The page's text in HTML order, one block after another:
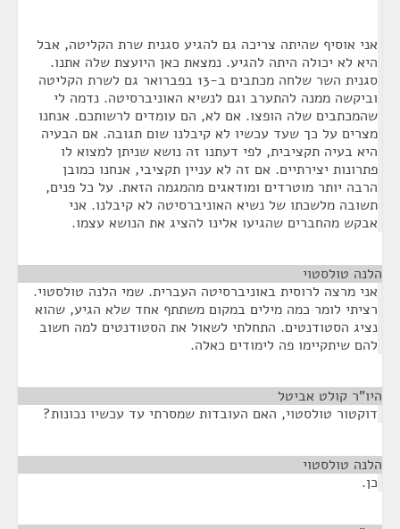
אני אוסיף שהיתה צריכה גם להגיע סגנית שרת הקליטה, אבל
היא לא יכולה היתה להגיע. נמצאת כאן היועצת שלה אתנו.
סגנית השר שלחה מכתבים ב-13 בפברואר גם לשרת הקליטה
וביקשה ממנה להתערב וגם לנשיא האוניברסיטה. נדמה לי
שהמכתבים שלה הופצו. אם לא, הם עומדים לרשותכם. אנחנו
מצרים על כך שעד עכשיו לא קיבלנו שום תגובה. אם הבעיה
היא בעיה תקציבית, לפי דעתנו זה נושא שניתן למצוא לו
פתרונות יצירתיים. אם זה לא עניין תקציבי, אנחנו כמובן
הרבה יותר מוטרדים ומודאגים מהמגמה הזאת. על כל פנים,
תשובה מלשכתו של נשיא האוניברסיטה לא קיבלנו. אני
אבקש מהחברים שהגיעו אלינו להציג את הנושא עצמו.
הלנה טולסטוי
אני מרצה לרוסית באוניברסיטה העברית. שמי הלנה טולסטוי.
רציתי לומר כמה מילים במקום משתתף אחד שלא הגיע, שהוא
נציג הסטודנטים. התחלתי לשאול את הסטודנטים למה חשוב
להם שיתקיימו פה לימודים כאלה.
היו"ר קולט אביטל
דוקטור טולסטוי, האם העובדות שמסרתי עד עכשיו נכונות?
הלנה טולסטוי
כן.